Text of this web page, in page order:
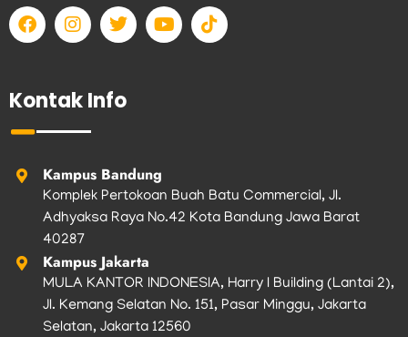
F
a
c
o
o
k
I
n
s
a
g
a
T
w
i
e
Y
o
u
T
i
k
Kontak Info
Kampus Bandung
Komplek Pertokoan Buah Batu Commercial, Jl.
Adhyaksa Raya No.42 Kota Bandung Jawa Barat
40287
Kampus Jakarta
MULA KANTOR INDONESIA, Harry I Building (Lantai 2),
Jl. Kemang Selatan No. 151, Pasar Minggu, Jakarta
Selatan, Jakarta 12560